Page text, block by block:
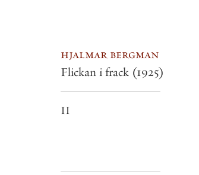
hjalmar bergman
Flickan i frack (1925)
II